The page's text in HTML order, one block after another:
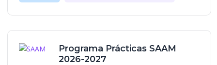
Programa Prácticas SAAM
2026-2027